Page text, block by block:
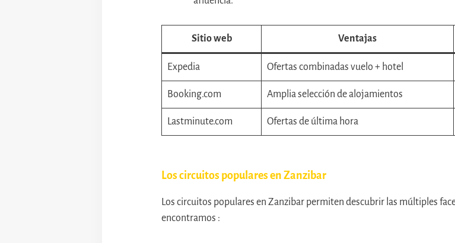
Sitio web Ventajas
Expedia Ofertas combinadas vuelo + hotel
Booking.com Amplia selección de alojamientos
Lastminute.com Ofertas de última hora
Los circuitos populares en Zanzibar
Los circuitos populares en Zanzibar permiten descubrir las múltiples
encontramos :